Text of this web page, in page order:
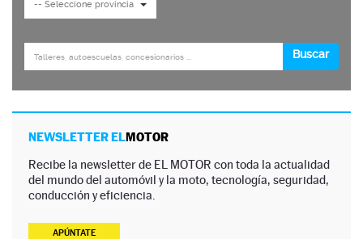
NEWSLETTER ELMOTOR
Recibe la newsletter de EL MOTOR con toda la actualidad
del mundo del automóvil y la moto, tecnología, seguridad,
conducción y eficiencia.
APÚNTATE